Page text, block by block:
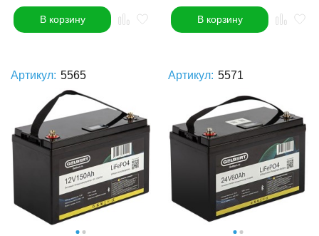
В корзину В корзину
Артикул: 5565 Артикул: 5571